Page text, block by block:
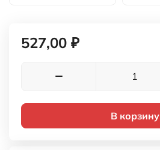
527,00 ₽
В корзину